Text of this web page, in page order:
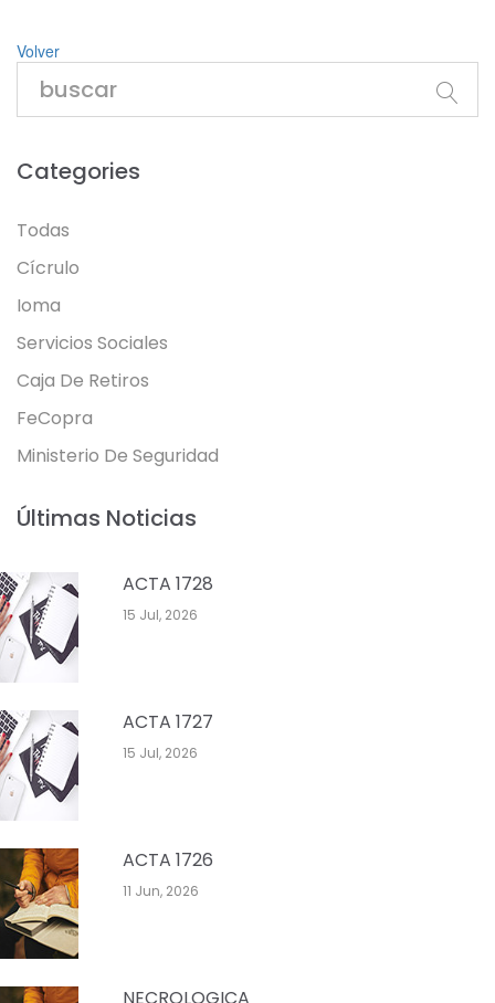
Volver
Categories
Todas
Cícrulo
Ioma
Servicios Sociales
Caja De Retiros
FeCopra
Ministerio De Seguridad
Últimas Noticias
ACTA 1728
15 Jul, 2026
ACTA 1727
15 Jul, 2026
ACTA 1726
11 Jun, 2026